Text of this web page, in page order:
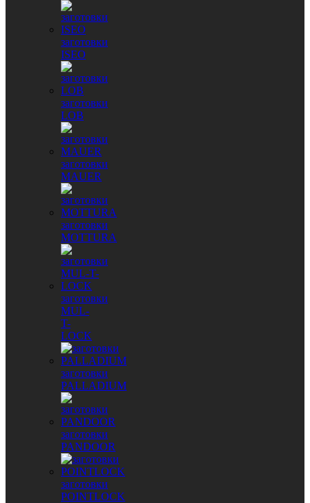
заготовки
ISEO
заготовки
LOB
заготовки
MAUER
заготовки
MOTTURA
заготовки
MUL-
T-
LOCK
заготовки
PALLADIUM
заготовки
PANDOOR
заготовки
POINTLOCK